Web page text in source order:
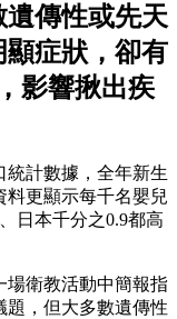
傳性或先天
症狀，卻有
影響揪出疾
統計數據，全年新生
料更顯示每千名嬰兒
日本千分之0.9都高
場衛教活動中簡報指
題，但大多數遺傳性